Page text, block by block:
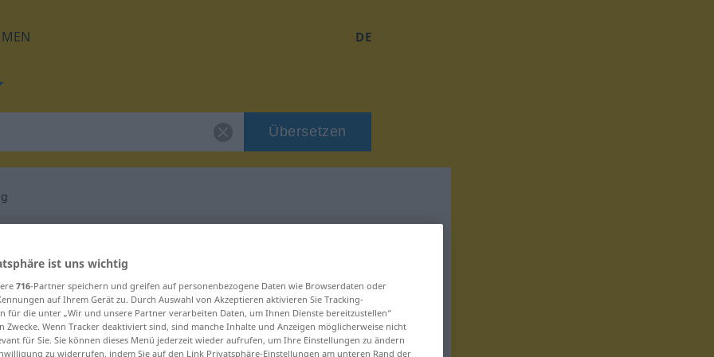
DE
Übersetzen
"Behinderung"
ist uns wichtig
716-Partner speichern und greifen auf personenbezogene Daten wie Browserdaten oder
auf Ihrem Gerät zu. Durch Auswahl von Akzeptieren aktivieren Sie Tracking-
für die unter „Wir und unsere Partner verarbeiten Daten, um Ihnen Dienste bereitzustellen“
Zwecke. Wenn Tracker deaktiviert sind, sind manche Inhalte und Anzeigen möglicherweise nicht
für Sie. Sie können dieses Menü jederzeit wieder aufrufen, um Ihre Einstellungen zu ändern
zu widerrufen, indem Sie auf den Link Privatsphäre-Einstellungen am unteren Rand der